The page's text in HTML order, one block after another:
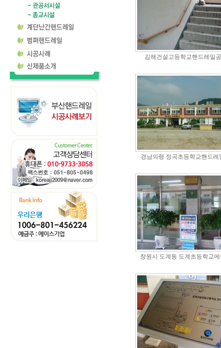
김해건설고등학교핸드레일
경남의령 정곡초등학교핸드
창원시 도계동 도계초등학교